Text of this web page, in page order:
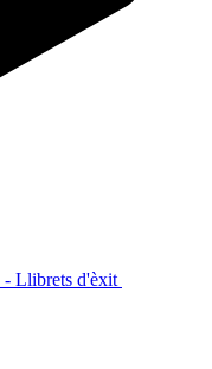
- Llibrets d'èxit